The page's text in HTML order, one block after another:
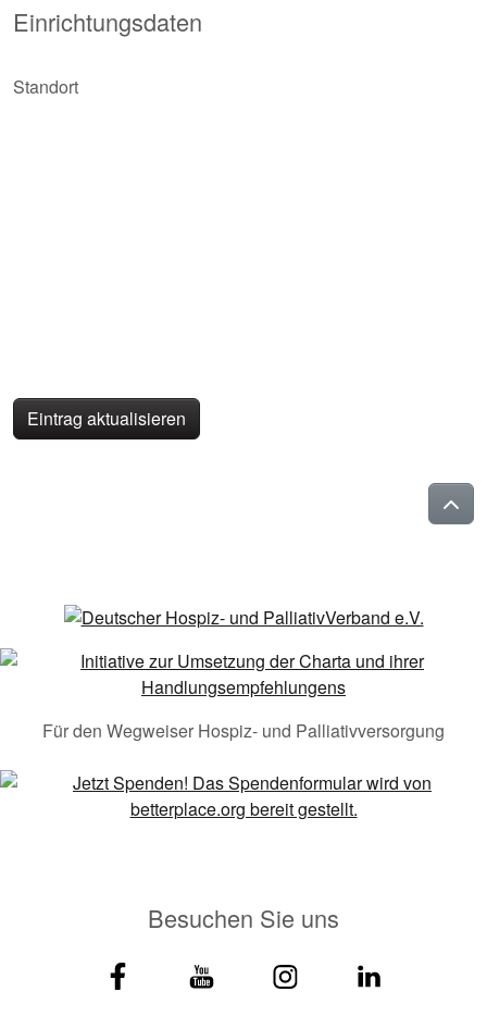
Einrichtungsdaten
Standort
Eintrag aktualisieren
Für den Wegweiser Hospiz- und Palliativversorgung
Besuchen Sie uns